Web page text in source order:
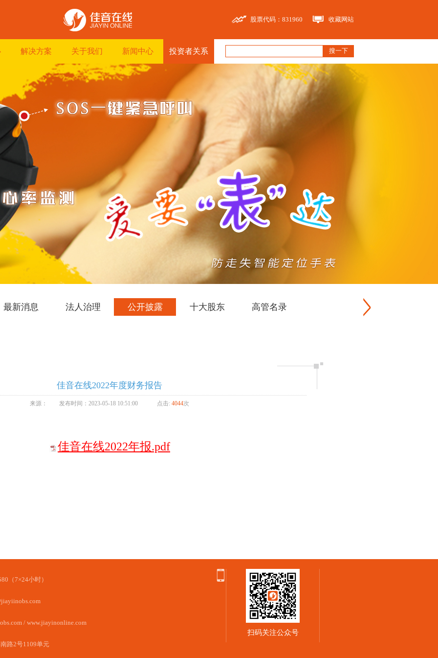
股票代码：831960 收藏网站
解决方案 关于我们 新闻中心 投资者关系 搜一下
最新消息 法人治理 公开披露 十大股东 高管名录
佳音在线2022年度财务报告
来源： 发布时间：2023-05-18 10:51:00 点击: 4044次
佳音在线2022年报.pdf
（7×24小时）
/ www.jiayinonline.com
路2号1109单元
扫码关注公众号